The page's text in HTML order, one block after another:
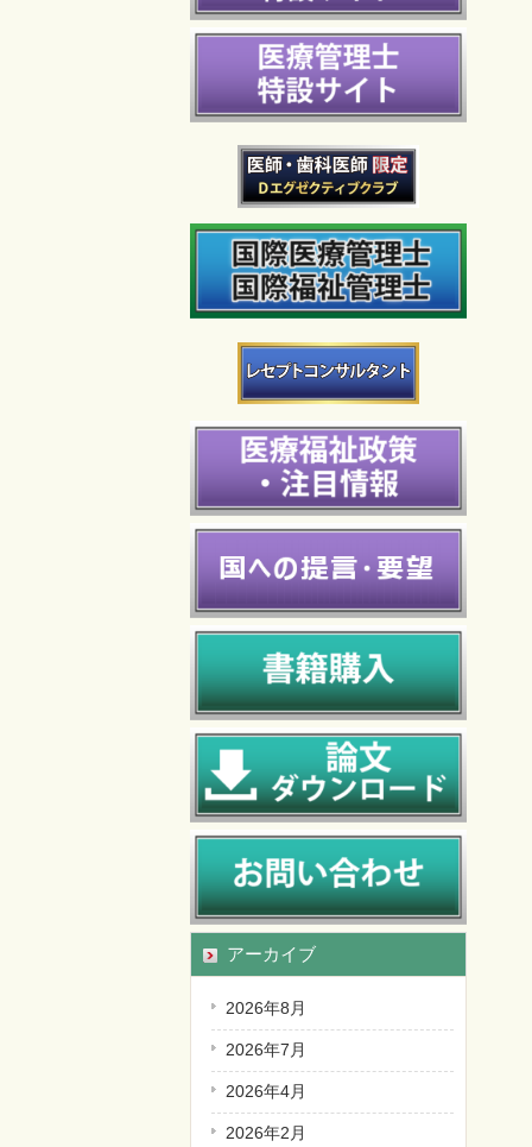
アーカイブ
2026年8月
2026年7月
2026年4月
2026年2月